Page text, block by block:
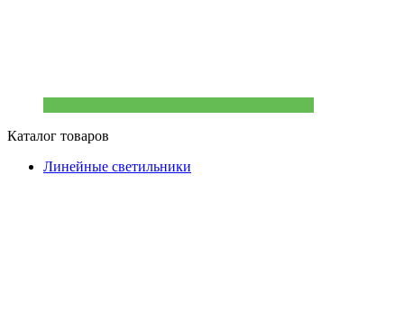
Каталог товаров
Линейные светильники